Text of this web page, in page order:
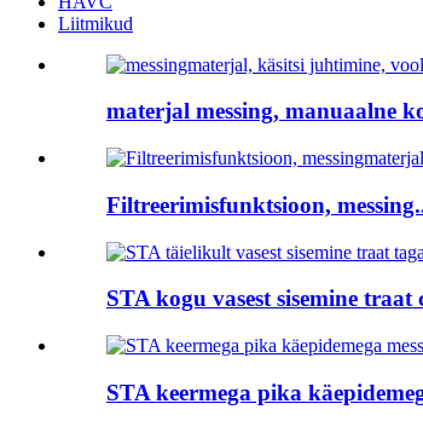
Liitmikud
materjal messing, manuaalne
Filtreerimisfunktsioon,
STA kogu vasest sisemine traat
STA keermega pika